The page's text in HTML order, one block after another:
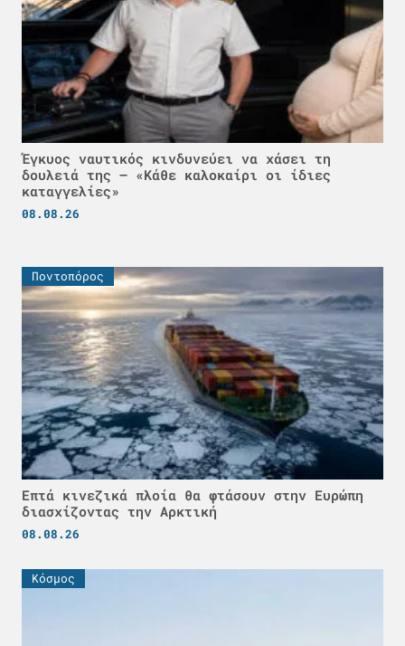
Έγκυος ναυτικός κινδυνεύει να χάσει τη
δουλειά της – «Κάθε καλοκαίρι οι ίδιες
καταγγελίες»
08.08.26
Ποντοπόρος
Επτά κινεζικά πλοία θα φτάσουν στην Ευρώπη
διασχίζοντας την Αρκτική
08.08.26
Κόσμος